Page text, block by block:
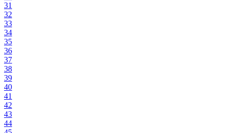
31
32
33
34
35
36
37
38
39
40
41
42
43
44